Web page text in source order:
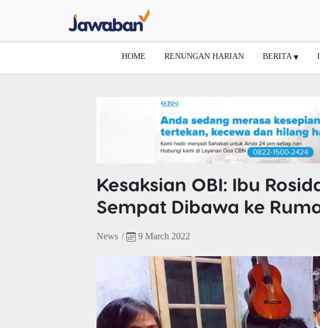
HOME RENUNGAN HARIAN BERITA
Kesaksian OBI: Ibu
Sempat Dibawa ke
News / 9 March 2022